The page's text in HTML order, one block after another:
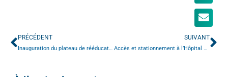
PRÉCÉDENT
Inauguration du plateau de rééducation de l’Argilière
SUIVANT
Accès et stationnement à l’Hôpital Charles-Nicolle : évolutions